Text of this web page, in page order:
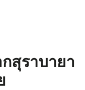
สุราบายา